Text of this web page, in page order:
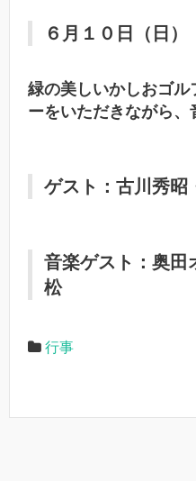
６月１０日（日）
緑の美しいかしおゴ
ーをいただきながら、
ゲスト：古川秀昭
音楽ゲスト：奥田
松
行事